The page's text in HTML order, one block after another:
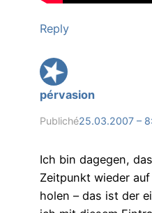
Reply
pérvasion
Publiché25.03.2007 –
Ich bin dagegen,
Zeitpunkt wieder
holen – das ist der